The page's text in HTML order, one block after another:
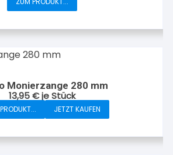
Dieses
weist
mehrere
Die
Optionen
können
auf
Monierzange 280 mm
13,95€je Stück
JETZT KAUFEN